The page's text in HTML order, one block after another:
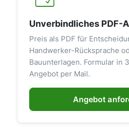
Unverbindliches PDF-
Preis als PDF für
Handwerker-Rücksprache
Bauunterlagen. Formular in
Angebot per Mail.
Angebot